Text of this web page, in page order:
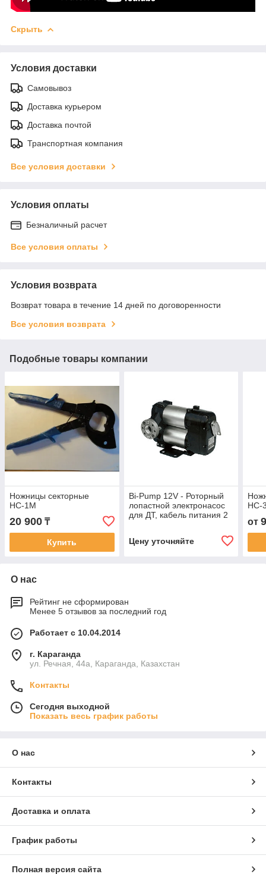
Скрыть
Условия доставки
Самовывоз
Доставка курьером
Доставка почтой
Транспортная компания
Все условия доставки
Условия оплаты
Безналичный расчет
Все условия оплаты
Условия возврата
Возврат товара в течение 14 дней по договоренности
Все условия возврата
Подобные товары компании
Ножницы секторные
НС-1М
20 900 ₸
Купить
Bi-Pump 12V - Роторный
лопастной электронасос
для ДТ, кабель питания 2
Цену уточняйте
НС-
от
О нас
Рейтинг не сформирован
Менее 5 отзывов за последний год
Работает с 10.04.2014
г. Караганда
ул. Речная, 44а, Караганда, Казахстан
Контакты
Сегодня выходной
Показать весь график работы
О нас
Контакты
Доставка и оплата
График работы
Полная версия сайта